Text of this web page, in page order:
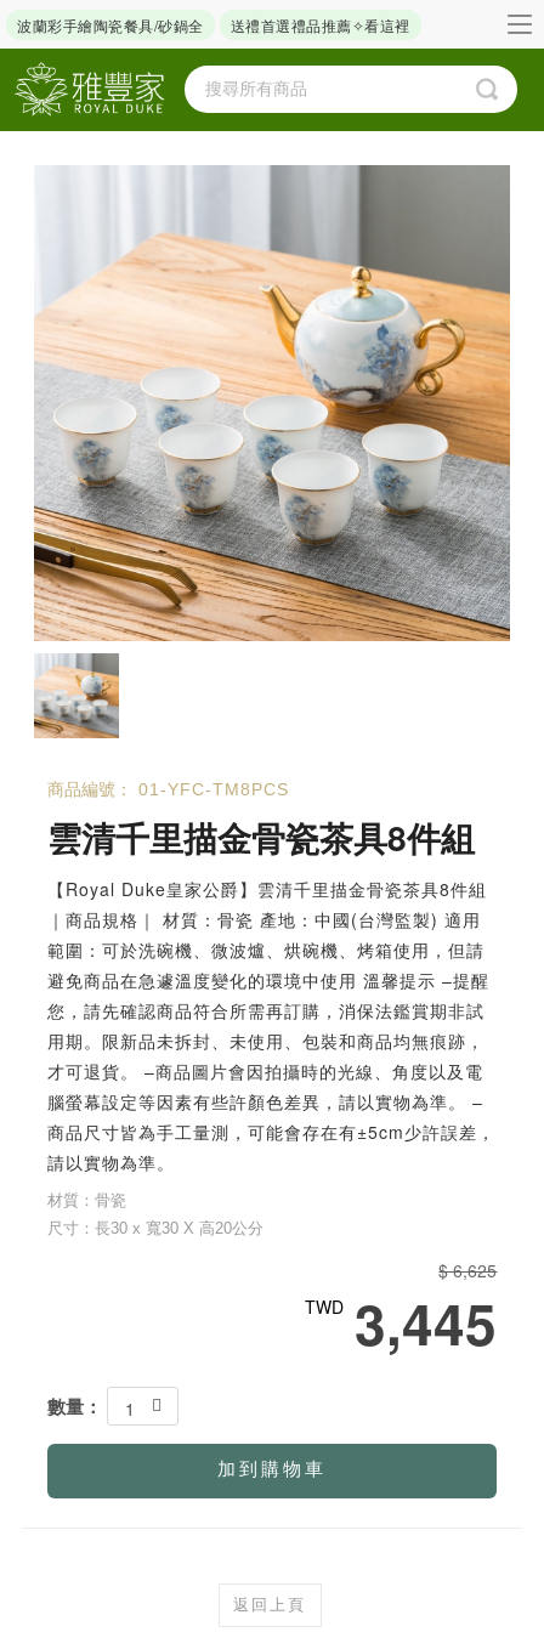
波蘭彩手繪陶瓷餐具/砂鍋全 送禮首選禮品推薦✧看這裡
商品編號： 01-YFC-TM8PCS
雲清千里描金骨瓷茶具8件組
【Royal Duke皇家公爵】雲清千里描金骨瓷茶具8件組
｜商品規格｜ 材質：骨瓷 產地：中國(台灣監製) 適用
範圍：可於洗碗機、微波爐、烘碗機、烤箱使用，但請
避免商品在急遽溫度變化的環境中使用 溫馨提示 –提醒
您，請先確認商品符合所需再訂購，消保法鑑賞期非試
用期。限新品未拆封、未使用、包裝和商品均無痕跡，
才可退貨。 –商品圖片會因拍攝時的光線、角度以及電
腦螢幕設定等因素有些許顏色差異，請以實物為準。 –
商品尺寸皆為手工量測，可能會存在有±5cm少許誤差，
請以實物為準。
材質：骨瓷
尺寸：長30 x 寬30 X 高20公分
$ 6,625
TWD 3,445
數量： 1
加到購物車
返回上頁